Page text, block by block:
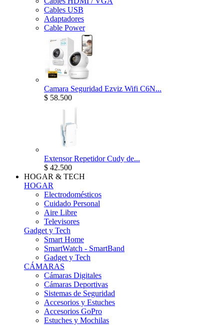
Cables USB
Adaptadores
Cable Power
Camara Seguridad Ezviz Wifi C6N...
$ 58.500
Extensor Repetidor Cudy de...
$ 42.500
HOGAR & TECH
HOGAR
Electrodomésticos
Cuidado Personal
Aire Libre
Televisores
Gadget y Tech
Smart Home
SmartWatch - SmartBand
Gadget y Tech
CÁMARAS
Cámaras Digitales
Cámaras Deportivas
Sistemas de Seguridad
Accesorios y Estuches
Accesorios GoPro
Estuches y Mochilas